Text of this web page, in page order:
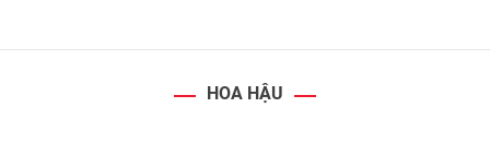
HOA HẬU